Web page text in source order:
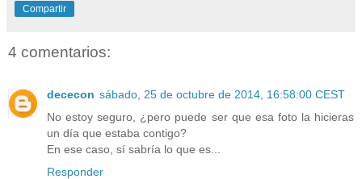
Compartir
4 comentarios:
dececon sábado, 25 de octubre de 2014, 16:58:00 CEST
No estoy seguro, ¿pero puede ser que esa foto la hicieras
un día que estaba contigo?
En ese caso, sí sabría lo que es...
Responder